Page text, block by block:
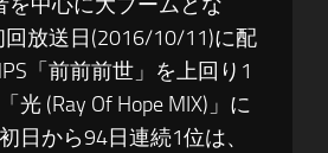
放送日(2016/10/11)に配
「前前前世」を上回り1
(Ray Of Hope MIX)」に
日から94日連続1位は、